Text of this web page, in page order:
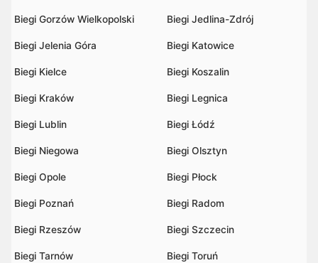
Biegi Gorzów Wielkopolski Biegi Jedlina-Zdrój
Biegi Jelenia Góra Biegi Katowice
Biegi Kielce Biegi Koszalin
Biegi Kraków Biegi Legnica
Biegi Lublin Biegi Łódź
Biegi Niegowa Biegi Olsztyn
Biegi Opole Biegi Płock
Biegi Poznań Biegi Radom
Biegi Rzeszów Biegi Szczecin
Biegi Tarnów Biegi Toruń